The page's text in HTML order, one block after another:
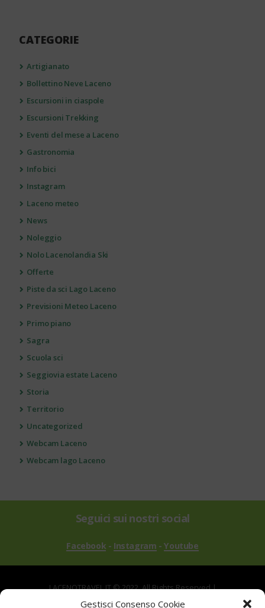
Gestisci Consenso Cookie
CATEGORIE
Artigianato
Bollettino Neve Laceno
Escursioni in ciaspole
Escursioni Trekking
Eventi del mese a Laceno
Gastronomia
Info bici
Instagram
Laceno meteo
News
Noleggio
Nolo Lacenolandia Ski
Offerte
Piste da sci Lago Laceno
Previsioni Meteo Laceno
Primo piano
Sagra
Scuola sci
Seggiovia estate Laceno
Storia
Territorio
Uncategorized
Webcam Laceno
Webcam lago Laceno
Seguici sui nostri social
Facebook - Instagram -Youtube
LACENOTRAVEL.IT © 2022. All Rights Reserved |
via Alle Mandrie, 83043 Bagnoli Irpino AV | P.IVA